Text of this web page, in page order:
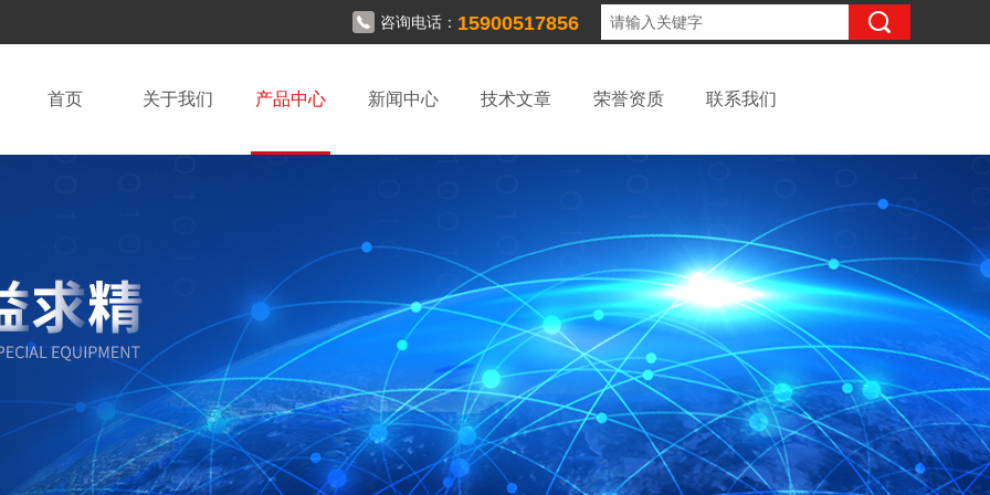
咨询电话： 15900517856
首页 关于我们 产品中心 新闻中心 技术文章 荣誉资质 联系我们